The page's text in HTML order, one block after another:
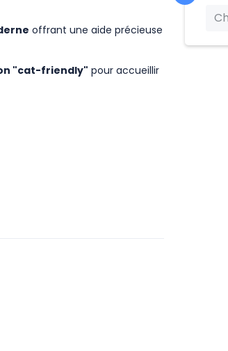
offrant une aide précieuse
"cat-friendly" pour accueillir